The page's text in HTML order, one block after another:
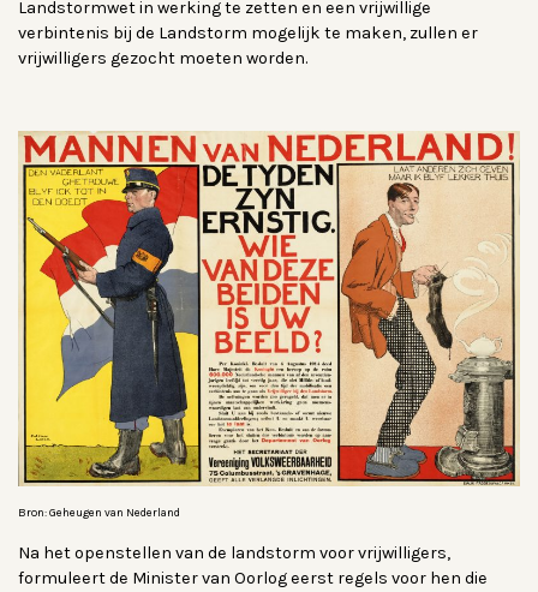
Landstormwet in werking te zetten en een vrijwillige
verbintenis bij de Landstorm mogelijk te maken, zullen er
vrijwilligers gezocht moeten worden.
Bron: Geheugen van Nederland
Na het openstellen van de landstorm voor vrijwilligers,
formuleert de Minister van Oorlog eerst regels voor hen die